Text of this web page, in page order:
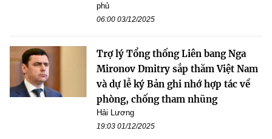
phủ
06:00 03/12/2025
Trợ lý Tổng thống Liên bang Nga
Mironov Dmitry sắp thăm Việt Nam
và dự lễ ký Bản ghi nhớ hợp tác về
phòng, chống tham nhũng
Hải Lương
19:03 01/12/2025